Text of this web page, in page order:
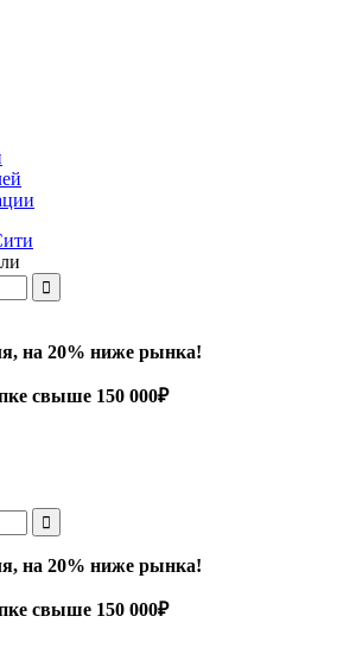
на 20% ниже рынка!
свыше 150 000₽
на 20% ниже рынка!
свыше 150 000₽